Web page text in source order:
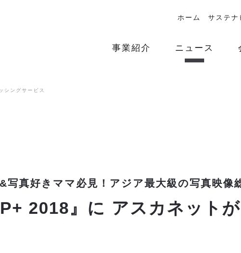
ホーム サステナ
事業紹介 ニュース
シングサービス
写真好きママ必見！アジア最大級の写真映像
2018』に アスカネット